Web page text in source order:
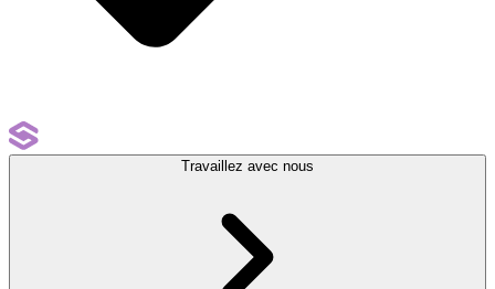
Travaillez avec nous